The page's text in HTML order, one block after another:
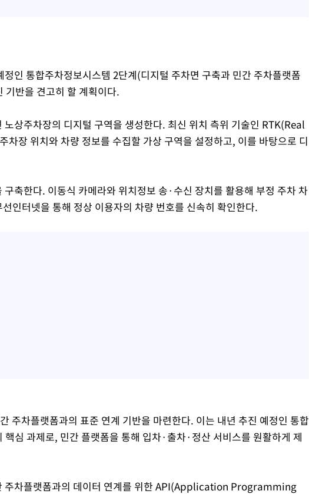
인 통합주차정보시스템 2단계(디지털 주차면 구축과 민간 주차플랫폼
기반을 견고히 할 계획이다.
노상주차장의 디지털 구역을 생성한다. 최신 위치 측위 기술인 RTK(Real
장 위치와 차량 정보를 수집할 가상 구역을 설정하고, 이를 바탕으로 디
구축한다. 이동식 카메라와 위치정보 송·수신 장치를 활용해 부정 주차 차
인터넷을 통해 정상 이용자의 차량 번호를 신속히 확인한다.
주차플랫폼과의 표준 연계 기반을 마련한다. 이는 내년 추진 예정인 통합
핵심 과제로, 민간 플랫폼을 통해 입차·출차·정산 서비스를 원활하게 제
주차플랫폼과의 데이터 연계를 위한 API(Application Programming